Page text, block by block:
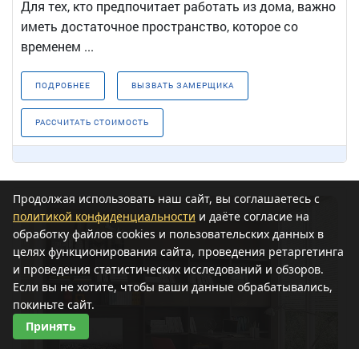
Для тех, кто предпочитает работать из дома, важно
иметь достаточное пространство, которое со
временем ...
ПОДРОБНЕЕ ВЫЗВАТЬ ЗАМЕРЩИКА
РАССЧИТАТЬ СТОИМОСТЬ
Продолжая использовать наш сайт, вы соглашаетесь с
политикой конфиденциальности и даёте согласие на
обработку файлов cookies и пользовательских данных в
целях функционирования сайта, проведения ретаргетинга
и проведения статистических исследований и обзоров.
Если вы не хотите, чтобы ваши данные обрабатывались,
покиньте сайт.
Принять